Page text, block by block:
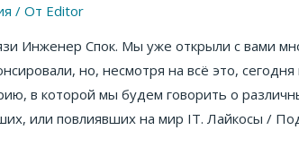
/ От Editor
Инженер Спок. Мы уже открыли с вами
но, несмотря на всё это,
в которой мы будем говорить о
или повлиявших на мир IT. Лайкосы /